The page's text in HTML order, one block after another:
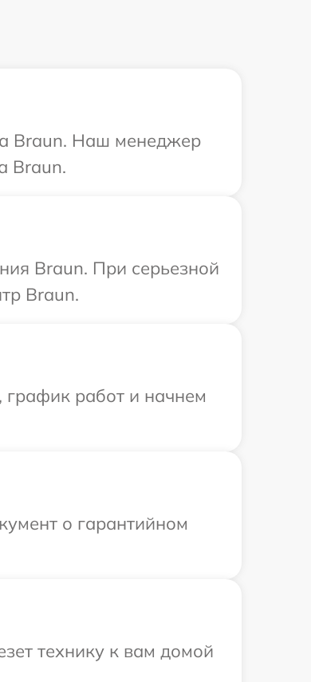
Braun. Наш менеджер
Braun.
Braun. При серьезной
Braun.
график работ и начнем
о гарантийном
технику к вам домой